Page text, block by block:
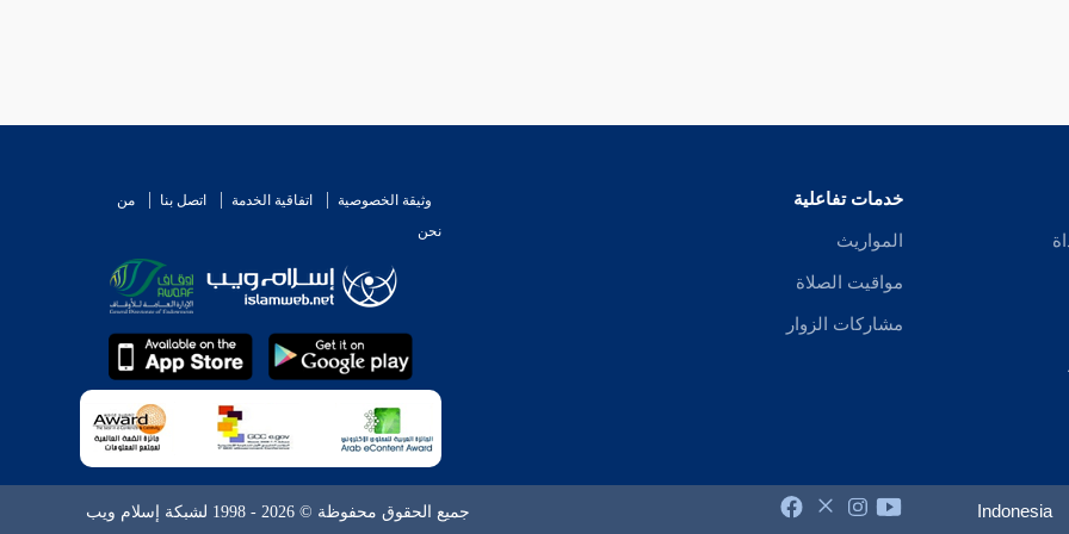
خدمات تفاعلية
المواريث
مواقيت الصلاة
مشاركات الزوار
وثيقة الخصوصية اتفاقية الخدمة اتصل بنا
من
نحن
Indonesia جميع الحقوق محفوظة © 2026 - 1998 لشبكة إسلام ويب